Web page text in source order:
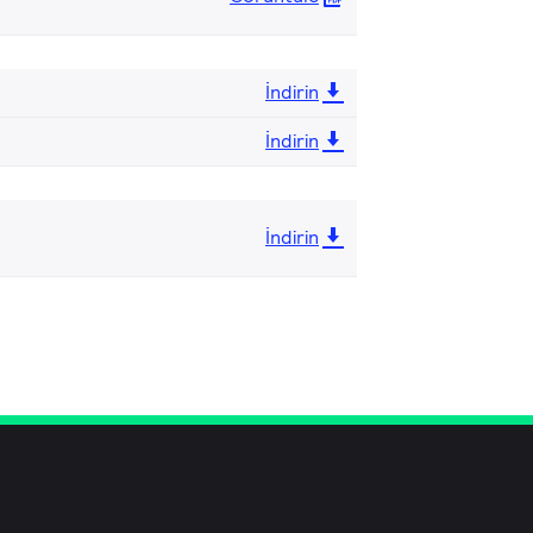
İndirin
İndirin
İndirin